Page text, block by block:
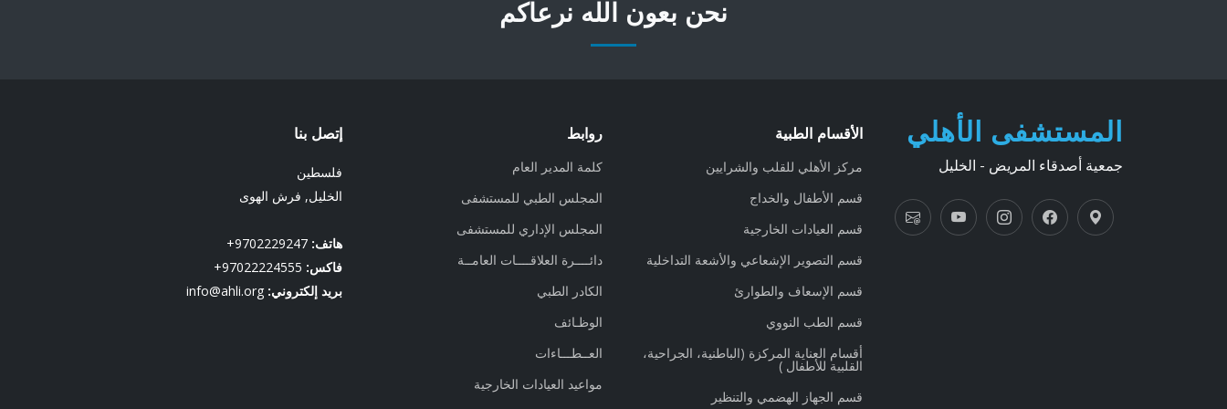
نحن بعون الله نرعاكم
المستشفى الأهلي
جمعية أصدقاء المريض - الخليل
الأقسام الطبية
مركز الأهلي للقلب والشرايين
قسم الأطفال والخداج
قسم العيادات الخارجية
قسم التصوير الإشعاعي والأشعة التداخلية
قسم الإسعاف والطوارئ
قسم الطب النووي
أقسام‭ ‬العناية‭ ‬المركزة (الباطنية، الجراحية،
القلبية للأطفال )
قسم الجهاز الهضمي والتنظير
روابط
كلمة المدير العام
المجلس الطبي للمستشفى
المجلس الإداري للمستشفى
دائــــرة العلاقــــات العامــة
الكادر الطبي
الوظـائف
العــطـــاءات
مواعيد العيادات الخارجية
إتصل بنا
فلسطين
الخليل, فرش الهوى
هاتف:
فاكس:
بريد إلكتروني: